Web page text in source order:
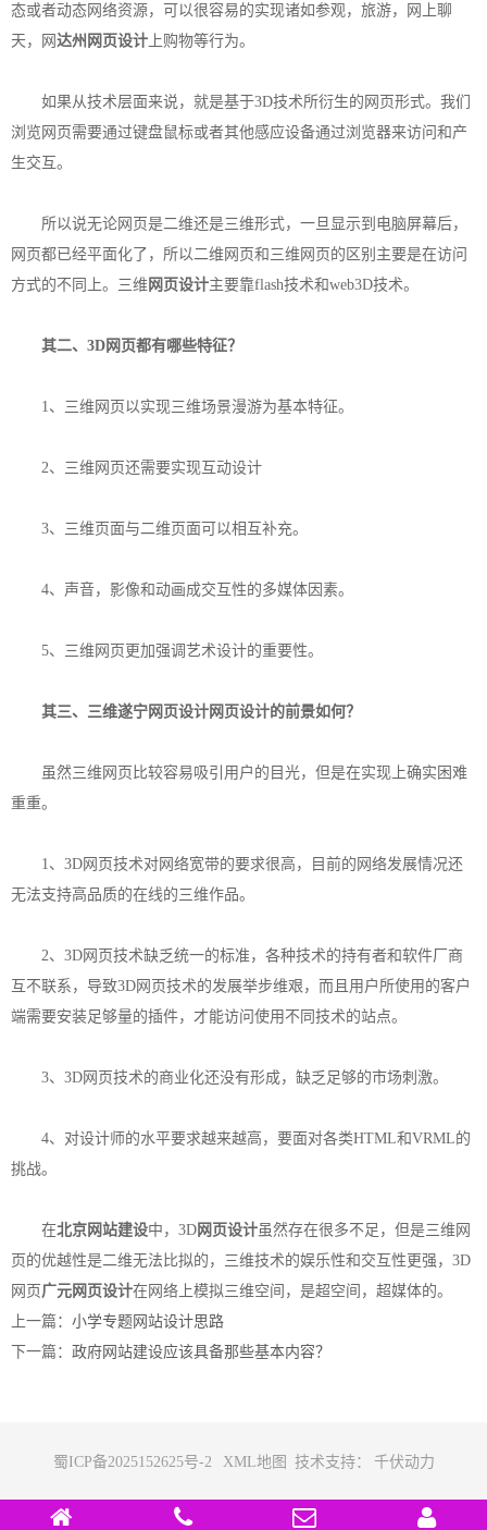
态或者动态网络资源，可以很容易的实现诸如参观，旅游，网上聊
天，网 达州网页设计 上购物等行为。
如果从技术层面来说，就是基于3D技术所衍生的网页形式。我们
浏览网页需要通过键盘鼠标或者其他感应设备通过浏览器来访问和产
生交互。
所以说无论网页是二维还是三维形式，一旦显示到电脑屏幕后，
网页都已经平面化了，所以二维网页和三维网页的区别主要是在访问
方式的不同上。三维 网页设计主要靠flash技术和web3D技术。
其二、3D网页都有哪些特征？
1、三维网页以实现三维场景漫游为基本特征。
2、三维网页还需要实现互动设计
3、三维页面与二维页面可以相互补充。
4、声音，影像和动画成交互性的多媒体因素。
5、三维网页更加强调艺术设计的重要性。
其三、三维遂宁网页设计 网页设计的前景如何？
虽然三维网页比较容易吸引用户的目光，但是在实现上确实困难
重重。
1、3D网页技术对网络宽带的要求很高，目前的网络发展情况还
无法支持高品质的在线的三维作品。
2、3D网页技术缺乏统一的标准，各种技术的持有者和软件厂商
互不联系，导致3D网页技术的发展举步维艰，而且用户所使用的客户
端需要安装足够量的插件，才能访问使用不同技术的站点。
3、3D网页技术的商业化还没有形成，缺乏足够的市场刺激。
4、对设计师的水平要求越来越高，要面对各类HTML和VRML的
挑战。
在北京网站建设中，3D 网页设计虽然存在很多不足，但是三维网
页的优越性是二维无法比拟的，三维技术的娱乐性和交互性更强，3D
网页 广元网页设计在网络上模拟三维空间，是超空间，超媒体的。
上一篇： 小学专题网站设计思路
下一篇： 政府网站建设应该具备那些基本内容？
蜀ICP备2025152625号-2 XML地图 技术支持： 千伏动力